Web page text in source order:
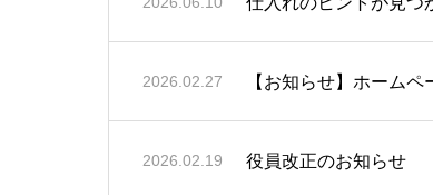
2026.02.27 【お知らせ】ホーム
2026.02.19 役員改正のお知らせ